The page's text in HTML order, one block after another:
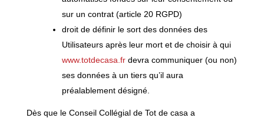
sur un contrat (article 20 RGPD)
droit de définir le sort des données des
Utilisateurs après leur mort et de choisir à qui
www.totdecasa.frdevra communiquer (ou non)
ses données à un tiers qu’il aura
préalablement désigné.
Dès que le Conseil Collégial de Tot de casa a